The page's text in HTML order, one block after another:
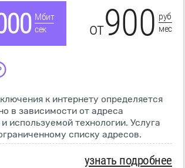
Мбит
сек
от900 руб
мес
к интернету определяется
в зависимости от адреса
используемой технологии. Услуга
списку адресов.
узнать подробнее